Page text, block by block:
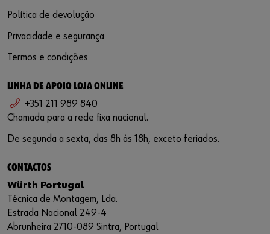
Política de devolução
Privacidade e segurança
Termos e condições
LINHA DE APOIO LOJA ONLINE
+351 211 989 840
Chamada para a rede fixa nacional.
De segunda a sexta, das 8h às 18h, exceto feriados.
CONTACTOS
Würth Portugal
Técnica de Montagem, Lda.
Estrada Nacional 249-4
Abrunheira 2710-089 Sintra, Portugal